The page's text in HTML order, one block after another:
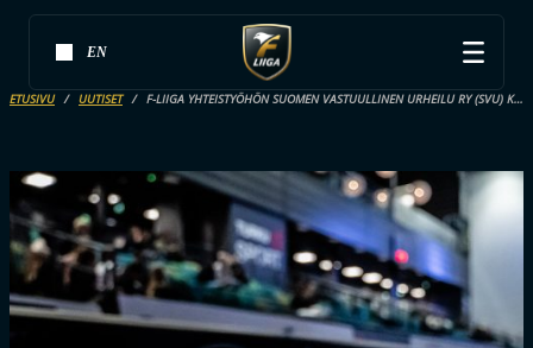
EN
ETUSIVU UUTISET F-LIIGA YHTEISTYÖHÖN SUOMEN VASTUULLINEN URHEILU RY (SVU) KANSSA